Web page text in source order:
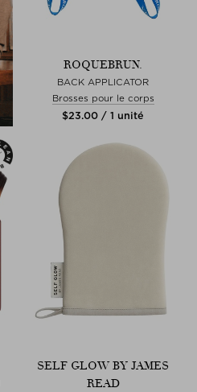
ROQUEBRUN.
BACK APPLICATOR
Brosses pour le corps
$‌23.00 / 1 unité
SELF GLOW BY JAMES
READ